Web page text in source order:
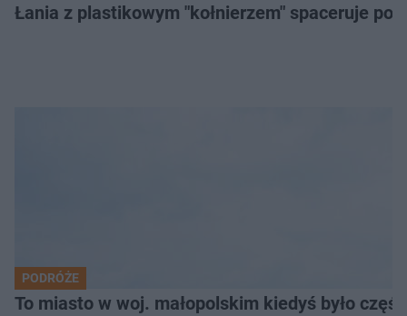
Łania z plastikowym "kołnierzem" spaceruje po
PODRÓŻE
To miasto w woj. małopolskim kiedyś było